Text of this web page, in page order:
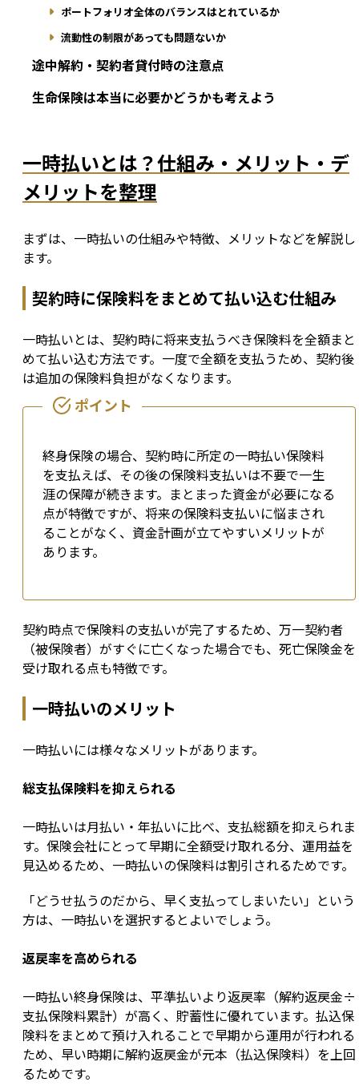
ポートフォリオ全体のバランスはとれているか
流動性の制限があっても問題ないか
途中解約・契約者貸付時の注意点
生命保険は本当に必要かどうかも考えよう
一時払いとは？仕組み・メリット・デ
メリットを整理
まずは、一時払いの仕組みや特徴、メリットなどを解説し
ます。
契約時に保険料をまとめて払い込む仕組み
一時払いとは、契約時に将来支払うべき保険料を全額まと
めて払い込む方法です。一度で全額を支払うため、契約後
は追加の保険料負担がなくなります。
終身保険の場合、契約時に所定の一時払い保険料
を支払えば、その後の保険料支払いは不要で一生
涯の保障が続きます。まとまった資金が必要になる
点が特徴ですが、将来の保険料支払いに悩まされ
ることがなく、資金計画が立てやすいメリットが
あります。
契約時点で保険料の支払いが完了するため、万一契約者
（被保険者）がすぐに亡くなった場合でも、死亡保険金を
受け取れる点も特徴です。
一時払いのメリット
一時払いには様々なメリットがあります。
総支払保険料を抑えられる
一時払いは月払い・年払いに比べ、支払総額を抑えられま
す。保険会社にとって早期に全額受け取れる分、運用益を
見込めるため、一時払いの保険料は割引されるためです。
「どうせ払うのだから、早く支払ってしまいたい」という
方は、一時払いを選択するとよいでしょう。
返戻率を高められる
一時払い終身保険は、平準払いより返戻率（解約返戻金÷
支払保険料累計）が高く、貯蓄性に優れています。払込保
険料をまとめて預け入れることで早期から運用が行われる
ため、早い時期に解約返戻金が元本（払込保険料）を上回
るためです。